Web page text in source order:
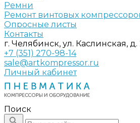
Ремни
Ремонт винтовых
Опросные листы
Контакты
г. Челябинск, ул. Каслинская, д.
+7 (351) 270-98-14
sale@artkompressor.ru
Личный кабинет
Поиск